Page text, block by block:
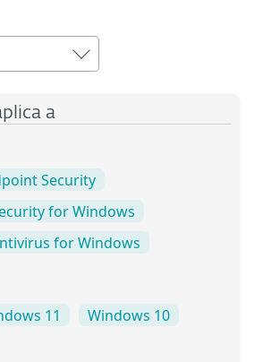
a
Security
for Windows
for Windows
11 Windows 10